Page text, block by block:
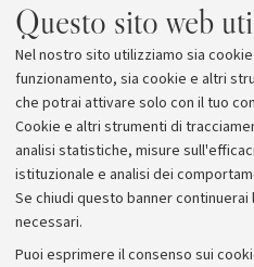
Questo sito web
Nel nostro sito utilizziamo sia
funzionamento, sia cookie e altri
che potrai attivare solo con il tuo
Cookie e altri strumenti di
analisi statistiche, misure
istituzionale e analisi dei
Se chiudi questo banner
necessari.
Puoi esprimere il consenso sui
Allegati
Programma delle